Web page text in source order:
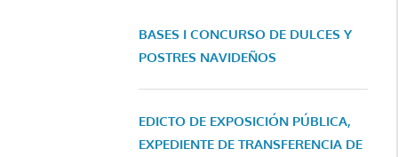
BASES I CONCURSO DE DULCES Y
POSTRES NAVIDEÑOS
EDICTO DE EXPOSICIÓN PÚBLICA,
EXPEDIENTE DE TRANSFERENCIA DE